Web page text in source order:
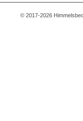
© 2017-2026